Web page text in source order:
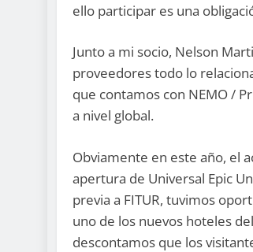
ello participar es una
Junto a mi socio, Nelson
proveedores todo lo
que contamos con NEMO /
a nivel global.
Obviamente en este año, el
apertura de Universal Epic
previa a FITUR, tuvimos
uno de los nuevos hoteles
descontamos que los